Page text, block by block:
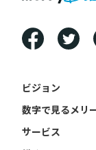
ビジョン
数字で見るメリ
サービス